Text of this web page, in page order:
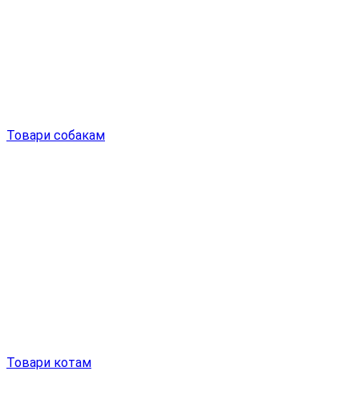
Товари собакам
Товари котам